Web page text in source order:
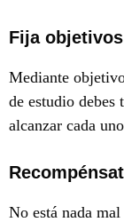
Fija
Mediante
de estudio debes
alcanzar cada
No está nada